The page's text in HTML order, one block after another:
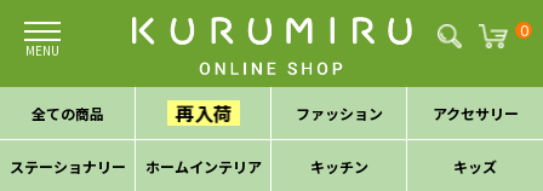
0
全ての商品 再入荷 ファッション アクセサリー
ステーショナリー ホームインテリア キッチン キッズ